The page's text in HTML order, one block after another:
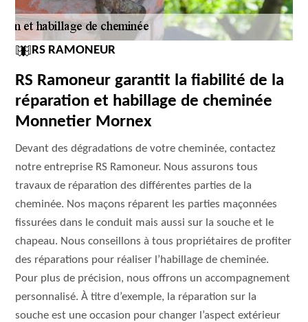
RS RAMONEUR
RS Ramoneur garantit la fiabilité de la
réparation et habillage de cheminée
Monnetier Mornex
Devant des dégradations de votre cheminée, contactez
notre entreprise RS Ramoneur. Nous assurons tous
travaux de réparation des différentes parties de la
cheminée. Nos maçons réparent les parties maçonnées
fissurées dans le conduit mais aussi sur la souche et le
chapeau. Nous conseillons à tous propriétaires de profiter
des réparations pour réaliser l’habillage de cheminée.
Pour plus de précision, nous offrons un accompagnement
personnalisé. À titre d’exemple, la réparation sur la
souche est une occasion pour changer l’aspect extérieur